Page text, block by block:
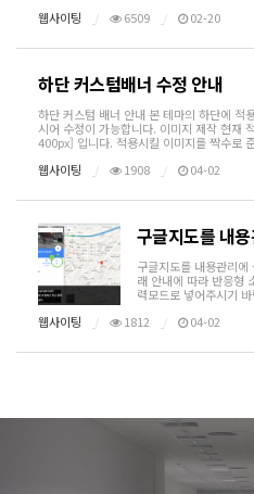
웹사이팅
6509 02-20
하단 커스텀배너 수정 안내
하단 커스텀 배너 안내 본 테마의 하단에 적
시어 수정이 가능합니다. 이미지 제작 현재
400px] 입니다. 적용시킬 이미지를 짝수로
웹사이팅
1908 04-02
구글지도를 내
구글지도를 내용관리
래 안내에 따라 반응형
력모드로 넣어주시
웹사이팅
1812 04-02